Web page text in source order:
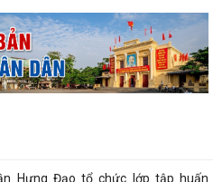
Trần Hưng Đạo hè năm 2026.
ủy, Chủ tịch UBND phường Trần
Hưng Đạo tổ chức lớp tập huấn